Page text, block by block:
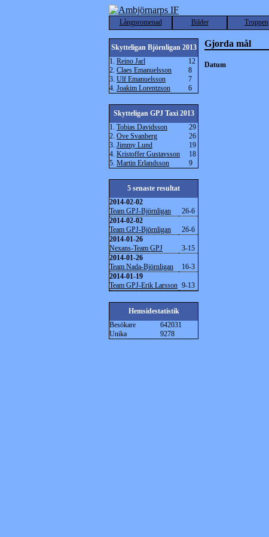
Långpromenad Bilder Truppen
Skytteligan Björnligan 2013
1. Reino Jarl
12
2. Claes Emanuelsson
8
3. Ulf Emanuelsson
7
4. Joakim Lorentzson 6
Skytteligan GPJ Taxi 2013
1. Tobias Davidsson
29
2. Ove Svanberg
26
3. Jimmy Lund
19
4. Kristoffer Gustavsson
18
5. Martin Erlandsson 9
5 senaste resultat
2014-02-02
Team GPJ-Björnligan
26-6
2014-02-02
Team GPJ-Björnligan
26-6
2014-01-26
Nexans-Team GPJ
3-15
2014-01-26
Team Nada-Björnligan
16-3
2014-01-19
Team GPJ-Erik Larsson 9-13
Hemsidestatistik
Besökare
642031
Unika
9278
Gjorda mål
Datum